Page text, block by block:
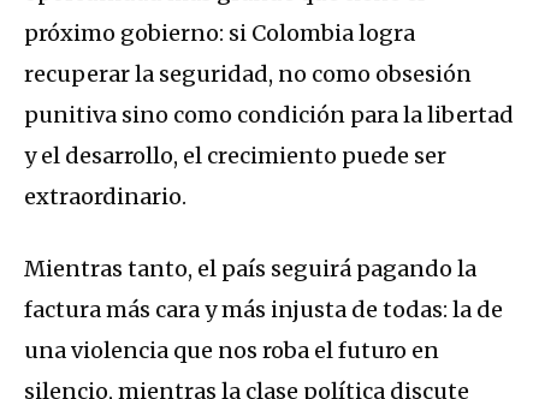
próximo gobierno: si Colombia logra
recuperar la seguridad, no como obsesión
punitiva sino como condición para la libertad
y el desarrollo, el crecimiento puede ser
extraordinario.
Mientras tanto, el país seguirá pagando la
factura más cara y más injusta de todas: la de
una violencia que nos roba el futuro en
silencio, mientras la clase política discute